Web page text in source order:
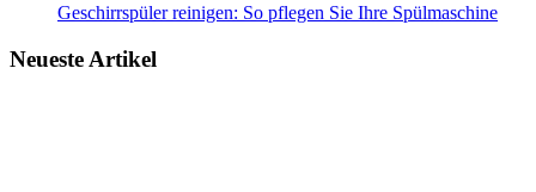
Geschirrspüler reinigen: So pflegen Sie Ihre Spülmaschine
Neueste Artikel